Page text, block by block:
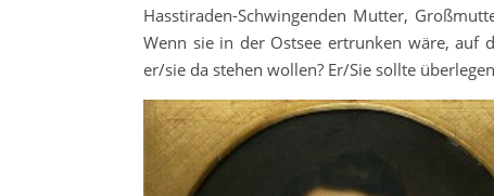
Hasstiraden-Schwingenden Mutter,
Wenn sie in der Ostsee ertrunken wäre, auf
er/sie da stehen wollen? Er/Sie sollte